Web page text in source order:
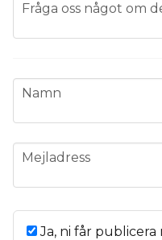
Fråga oss något om
name
Namn
email
Mejladress
Ja, ni får publicera